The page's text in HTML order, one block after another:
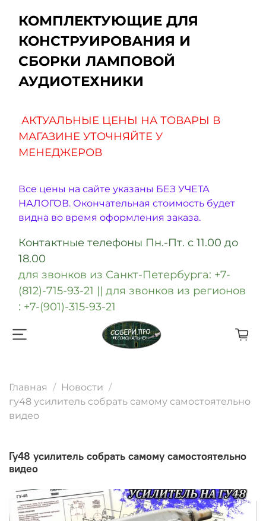
КОМПЛЕКТУЮЩИЕ ДЛЯ
КОНСТРУИРОВАНИЯ И
СБОРКИ ЛАМПОВОЙ
АУДИОТЕХНИКИ
АКТУАЛЬНЫЕ ЦЕНЫ НА ТОВАРЫ В
МАГАЗИНЕ УТОЧНЯЙТЕ У
МЕНЕДЖЕРОВ
Все цены на сайте указаны БЕЗ УЧЕТА
НАЛОГОВ. Окончательная стоимость будет
видна во время оформления заказа.
Контактные телефоны Пн.-Пт. с 11.00 до
18.00
для звонков из Санкт-Петербурга: +7-
(812)-715-93-21 || для звонков из регионов
: +7-(901)-315-93-21
Главная
Новости
гу48 усилитель собрать самому самостоятельно
видео
гу48 усилитель собрать самому самостоятельно
видео